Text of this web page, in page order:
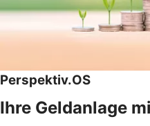
Perspektiv.OS
Ihre Geldanlage